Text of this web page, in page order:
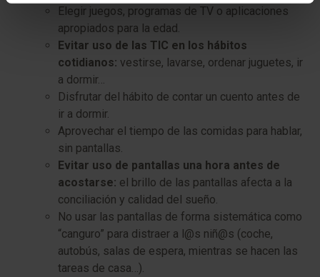
Elegir juegos, programas de TV o aplicaciones
apropiados para la edad.
Evitar uso de las TIC en los hábitos
cotidianos: vestirse, lavarse, ordenar juguetes, ir
a dormir…
Disfrutar del hábito de contar un cuento antes de
ir a dormir.
Aprovechar el tiempo de las comidas para hablar,
sin pantallas.
Evitar uso de pantallas una hora antes de
acostarse: el brillo de las pantallas afecta a la
conciliación y calidad del sueño.
No usar las pantallas de forma sistemática como
“canguro” para distraer a l@s niñ@s (coche,
autobús, salas de espera, mientras se hacen las
tareas de casa…).